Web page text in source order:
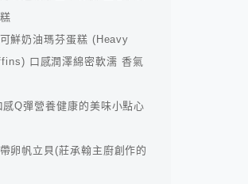
鮮奶油瑪芬蛋糕 (Heavy
口感潤澤綿密軟濡 香氣
Q彈營養健康的美味小點心
卵帆立貝(莊承翰主廚創作的